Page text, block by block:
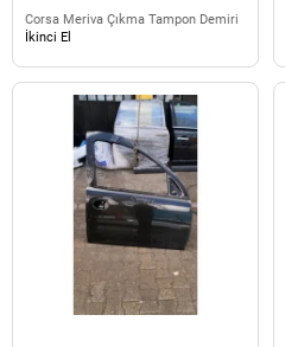
Corsa Meriva Çıkma Tampon Demiri
İkinci El